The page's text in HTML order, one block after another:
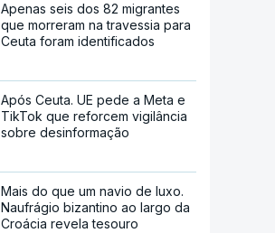
Apenas seis dos 82 migrantes
que morreram na travessia para
Ceuta foram identificados
Após Ceuta. UE pede a Meta e
TikTok que reforcem vigilância
sobre desinformação
Mais do que um navio de luxo.
Naufrágio bizantino ao largo da
Croácia revela tesouro